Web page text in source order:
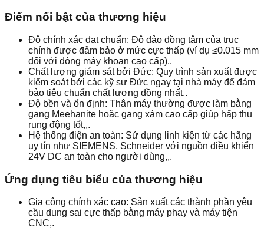
Điểm nổi bật của thương hiệu
Độ chính xác đạt chuẩn: Độ đảo đồng tâm của trục
chính được đảm bảo ở mức cực thấp (ví dụ ≤0.015 mm
đối với dòng máy khoan cao cấp),.
Chất lượng giám sát bởi Đức: Quy trình sản xuất được
kiểm soát bởi các kỹ sư Đức ngay tại nhà máy để đảm
bảo tiêu chuẩn chất lượng đồng nhất,.
Độ bền và ổn định: Thân máy thường được làm bằng
gang Meehanite hoặc gang xám cao cấp giúp hấp thụ
rung động tốt,,.
Hệ thống điện an toàn: Sử dụng linh kiện từ các hãng
uy tín như SIEMENS, Schneider với nguồn điều khiển
24V DC an toàn cho người dùng,,.
Ứng dụng tiêu biểu của thương hiệu
Gia công chính xác cao: Sản xuất các thành phần yêu
cầu dung sai cực thấp bằng máy phay và máy tiện
CNC,.